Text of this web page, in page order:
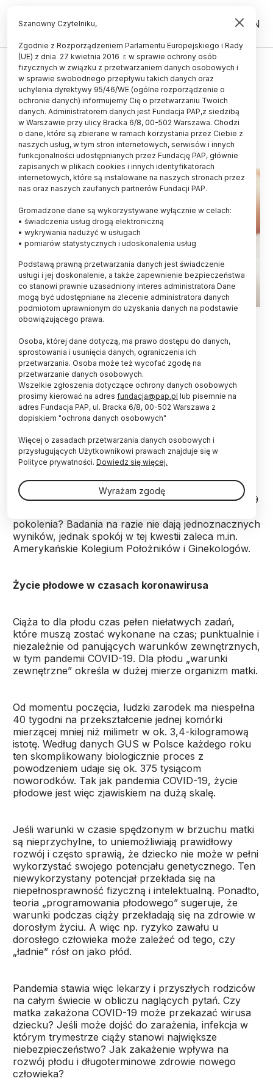
PL EN
ZDROWIE
Koronawirus a noworodki: pytań
wiele, spokój zalecany
03.04.2020
aktualizacja: 03.04.2020
6 minut czytania
Źródło: Fotolia
Brytyjska agencja ds. zdrowia do grupy
podwyższonego ryzyka w związku z zagrożeniem
koronawirusem SARS-CoV-2 - oprócz osób
cierpiących na astmę, niewydolność serca czy
choroby nerek - zaliczyła również kobiety
ciężarne. Podwyższone ryzyko to nie tylko
większa szansa na zachorowanie, ale również
ciężki przebieg choroby. Stan zdrowia i
samopoczucie przyszłej matki można względnie
łatwo monitorować. W przypadku płodu, proces
ten jest bardziej skomplikowany.
Czy mamy powody, by w obliczu pandemii COVID-19
pokolenia? Badania na razie nie dają jednoznacznych
wyników, jednak spokój w tej kwestii zaleca m.in.
Amerykańskie Kolegium Położników i Ginekologów.
Życie płodowe w czasach koronawirusa
Ciąża to dla płodu czas pełen niełatwych zadań,
które muszą zostać wykonane na czas; punktualnie i
niezależnie od panujących warunków zewnętrznych,
w tym pandemii COVID-19. Dla płodu „warunki
zewnętrzne” określa w dużej mierze organizm matki.
Od momentu poczęcia, ludzki zarodek ma niespełna
40 tygodni na przekształcenie jednej komórki
mierzącej mniej niż milimetr w ok. 3,4-kilogramową
istotę. Według danych GUS w Polsce każdego roku
ten skomplikowany biologicznie proces z
powodzeniem udaje się ok. 375 tysiącom
noworodków. Tak jak pandemia COVID-19, życie
płodowe jest więc zjawiskiem na dużą skalę.
Jeśli warunki w czasie spędzonym w brzuchu matki
są nieprzychylne, to uniemożliwiają prawidłowy
rozwój i często sprawią, że dziecko nie może w pełni
wykorzystać swojego potencjału genetycznego. Ten
niewykorzystany potencjał przekłada się na
niepełnosprawność fizyczną i intelektualną. Ponadto,
teoria „programowania płodowego” sugeruje, że
warunki podczas ciąży przekładają się na zdrowie w
dorosłym życiu. A więc np. ryzyko zawału u
dorosłego człowieka może zależeć od tego, czy
„ładnie” rósł on jako płód.
Pandemia stawia więc lekarzy i przyszłych rodziców
na całym świecie w obliczu naglących pytań. Czy
matka zakażona COVID-19 może przekazać wirusa
dziecku? Jeśli może dojść do zarażenia, infekcja w
którym trymestrze ciąży stanowi największe
niebezpieczeństwo? Jak zakażenie wpływa na
rozwój płodu i długoterminowe zdrowie nowego
człowieka?
Szanowny Czytelniku,
Zgodnie z Rozporządzeniem Parlamentu Europejskiego i Rady
(UE) z dnia 27 kwietnia 2016 r. w sprawie ochrony osób
fizycznych w związku z przetwarzaniem danych osobowych i
w sprawie swobodnego przepływu takich danych oraz
uchylenia dyrektywy 95/46/WE (ogólne rozporządzenie o
ochronie danych) informujemy Cię o przetwarzaniu Twoich
danych. Administratorem danych jest Fundacja PAP,z siedzibą
w Warszawie przy ulicy Bracka 6/8, 00-502 Warszawa. Chodzi
o dane, które są zbierane w ramach korzystania przez Ciebie z
naszych usług, w tym stron internetowych, serwisów i innych
funkcjonalności udostępnianych przez Fundację PAP, głównie
zapisanych w plikach cookies i innych identyfikatorach
internetowych, które są instalowane na naszych stronach przez
nas oraz naszych zaufanych partnerów Fundacji PAP.
Gromadzone dane są wykorzystywane wyłącznie w celach:
• świadczenia usług drogą elektroniczną
• wykrywania nadużyć w usługach
• pomiarów statystycznych i udoskonalenia usług
Podstawą prawną przetwarzania danych jest świadczenie
usługi i jej doskonalenie, a także zapewnienie bezpieczeństwa
co stanowi prawnie uzasadniony interes administratora Dane
mogą być udostępniane na zlecenie administratora danych
podmiotom uprawnionym do uzyskania danych na podstawie
obowiązującego prawa.
Osoba, której dane dotyczą, ma prawo dostępu do danych,
sprostowania i usunięcia danych, ograniczenia ich
przetwarzania. Osoba może też wycofać zgodę na
przetwarzanie danych osobowych.
Wszelkie zgłoszenia dotyczące ochrony danych osobowych
prosimy kierować na adres fundacja@pap.pl lub pisemnie na
adres Fundacja PAP, ul. Bracka 6/8, 00-502 Warszawa z
dopiskiem "ochrona danych osobowych"
Więcej o zasadach przetwarzania danych osobowych i
przysługujących Użytkownikowi prawach znajduje się w
Polityce prywatności. Dowiedz się więcej.
Wyrażam zgodę